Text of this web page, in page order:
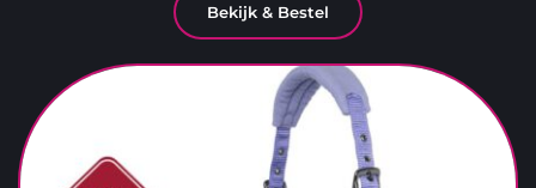
Bekijk & Bestel